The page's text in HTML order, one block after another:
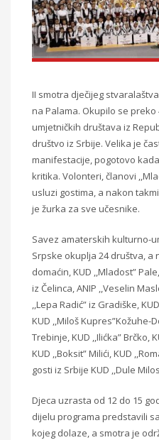
II smotra dječijeg stvaralaštva
na Palama. Okupilo se
umjetničkih društava iz
društvo iz Srbije. Velika je
manifestacije, pogotovo
kritika. Volonteri, članovi
usluzi gostima, a nakon
je žurka za sve učesnike.
Savez amaterskih kulturno-
Srpske okuplja 24 društva, a
domaćin, KUD ,,Mladost”
iz Čelinca, ANIP ,,Veselin
,,Lepa Radić” iz Gradiške,
KUD ,,Miloš Kupres”Kožuhe-
Trebinje, KUD ,,Ilićka” Brčko,
KUD ,,Boksit” Milići, KUD
gosti iz Srbije KUD ,,Dule
Djeca uzrasta od 12 do 15
dijelu programa predstavili
kojeg dolaze, a smotra je